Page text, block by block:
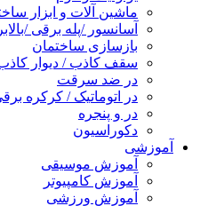
ماشین آلات و ابزار ساختمانی
آسانسور /پله برقی /بالابر
بازسازی ساختمان
سقف کاذب / دیوار کاذب
در ضد سرقت
در اتوماتیک / کرکره برقی
در و پنجره
دکوراسیون
آموزشی
آموزش موسیقی
آموزش کامپیوتر
آموزش ورزشی